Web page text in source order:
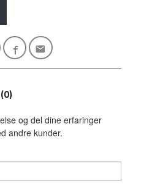
og del dine erfaringer
andre kunder.